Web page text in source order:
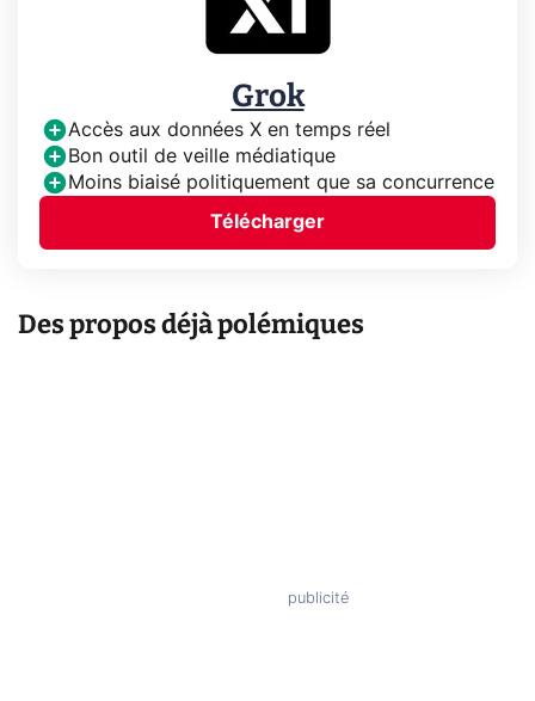
Grok
Accès aux données X en temps réel
Bon outil de veille médiatique
Moins biaisé politiquement que sa concurrence
Télécharger
Des propos déjà polémiques